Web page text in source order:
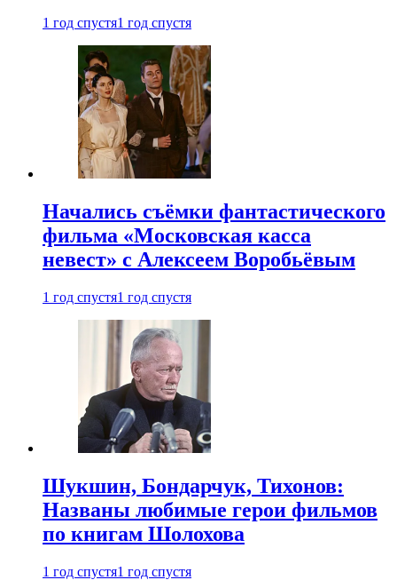
1 год спустя1 год спустя
Начались съёмки фантастического
фильма «Московская касса
невест» с Алексеем Воробьёвым
1 год спустя1 год спустя
Шукшин, Бондарчук, Тихонов:
Названы любимые герои фильмов
по книгам Шолохова
1 год спустя1 год спустя